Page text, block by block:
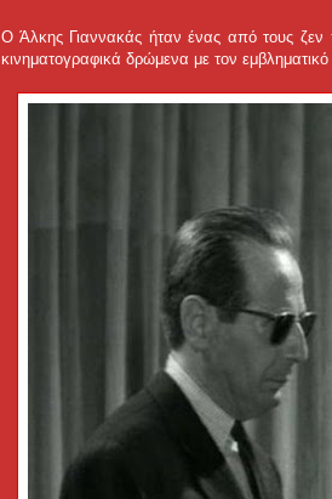
Ο Άλκης Γιαννακάς ήταν ένας από τους ζεν
κινηματογραφικά δρώμενα με τον